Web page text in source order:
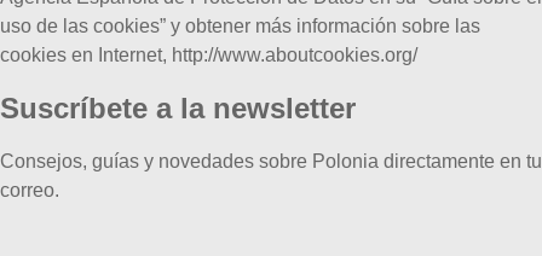
uso de las cookies” y obtener más información sobre las
cookies en Internet, http://www.aboutcookies.org/
Suscríbete a la newsletter
Consejos, guías y novedades sobre Polonia directamente en tu
correo.